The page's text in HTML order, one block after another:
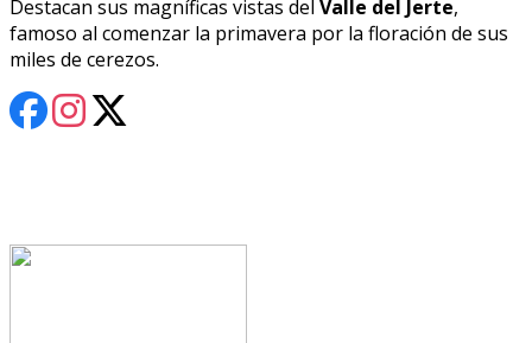
Destacan sus magníficas vistas del Valle del Jerte,
famoso al comenzar la primavera por la floración de sus
miles de cerezos.